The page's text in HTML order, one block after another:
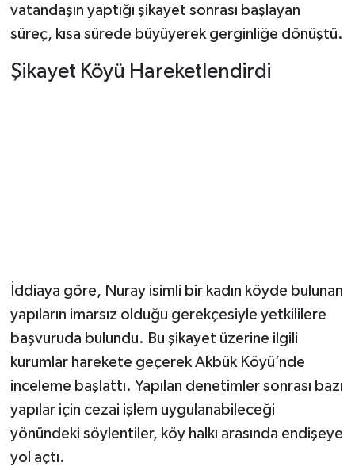
vatandaşın yaptığı şikayet sonrası başlayan
süreç, kısa sürede büyüyerek gerginliğe dönüştü.
Şikayet Köyü Hareketlendirdi
İddiaya göre, Nuray isimli bir kadın köyde bulunan
yapıların imarsız olduğu gerekçesiyle yetkililere
başvuruda bulundu. Bu şikayet üzerine ilgili
kurumlar harekete geçerek Akbük Köyü’nde
inceleme başlattı. Yapılan denetimler sonrası bazı
yapılar için cezai işlem uygulanabileceği
yönündeki söylentiler, köy halkı arasında endişeye
yol açtı.
Şenpazar Haberleri
Siyaset Haberleri
Dünya Haberleri
Yerel Haberler
Haber Arşivi